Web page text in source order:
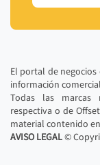
El portal de negocios
información
Todas las marcas
respectiva o de
material contenido
AVISO LEGAL©